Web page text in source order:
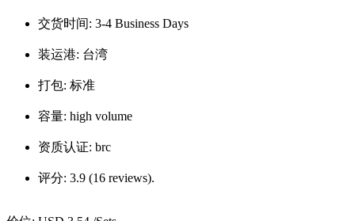
交货时间: 3-4 Business Days
装运港: 台湾
打包: 标准
容量: high volume
资质认证: brc
评分: 3.9 (16 reviews).